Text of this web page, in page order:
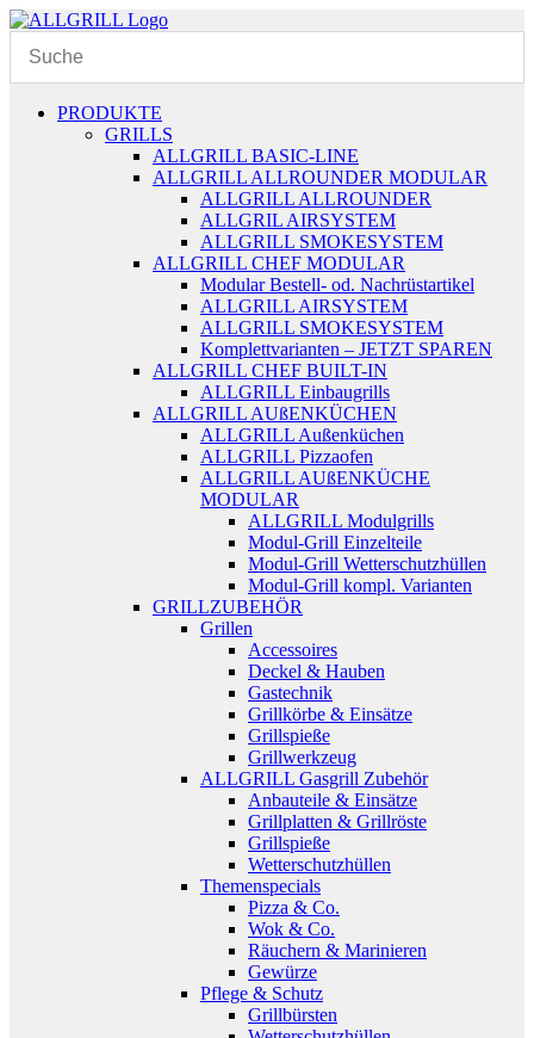
Zum
springen
PRODUKTE
GRILLS
ALLGRILL BASIC-LINE
ALLGRILL ALLROUNDER MODULAR
ALLGRILL ALLROUNDER
ALLGRIL AIRSYSTEM
ALLGRILL SMOKESYSTEM
ALLGRILL CHEF MODULAR
Modular Bestell- od. Nachrüstartikel
ALLGRILL AIRSYSTEM
ALLGRILL SMOKESYSTEM
Komplettvarianten – JETZT SPAREN
ALLGRILL CHEF BUILT-IN
ALLGRILL Einbaugrills
ALLGRILL AUßENKÜCHEN
ALLGRILL Außenküchen
ALLGRILL Pizzaofen
ALLGRILL AUßENKÜCHE
MODULAR
ALLGRILL Modulgrills
Modul-Grill Einzelteile
Modul-Grill Wetterschutzhüllen
Modul-Grill kompl. Varianten
GRILLZUBEHÖR
Grillen
Accessoires
Deckel & Hauben
Gastechnik
Grillkörbe & Einsätze
Grillspieße
Grillwerkzeug
ALLGRILL Gasgrill Zubehör
Anbauteile & Einsätze
Grillplatten & Grillröste
Grillspieße
Wetterschutzhüllen
Themenspecials
Pizza & Co.
Wok & Co.
Räuchern & Marinieren
Gewürze
Pflege & Schutz
Grillbürsten